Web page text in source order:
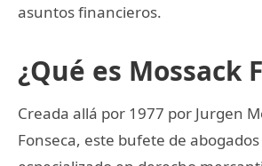
asuntos financieros.
¿Qué es Mossack
Creada allá por 1977 por Jurgen
Fonseca, este bufete de